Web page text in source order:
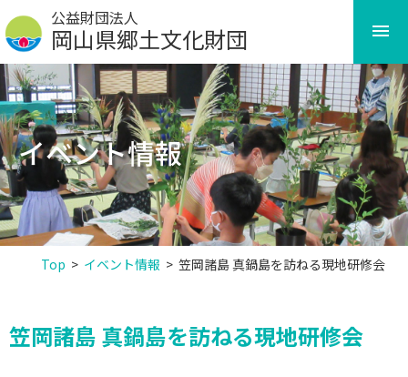
Skip
to
content
公益財団法人
岡山県郷土文化財団
イベント情報
Top > イベント情報 > 笠岡諸島 真鍋島を訪ねる現地研修会
笠岡諸島 真鍋島を訪ねる現地研修会